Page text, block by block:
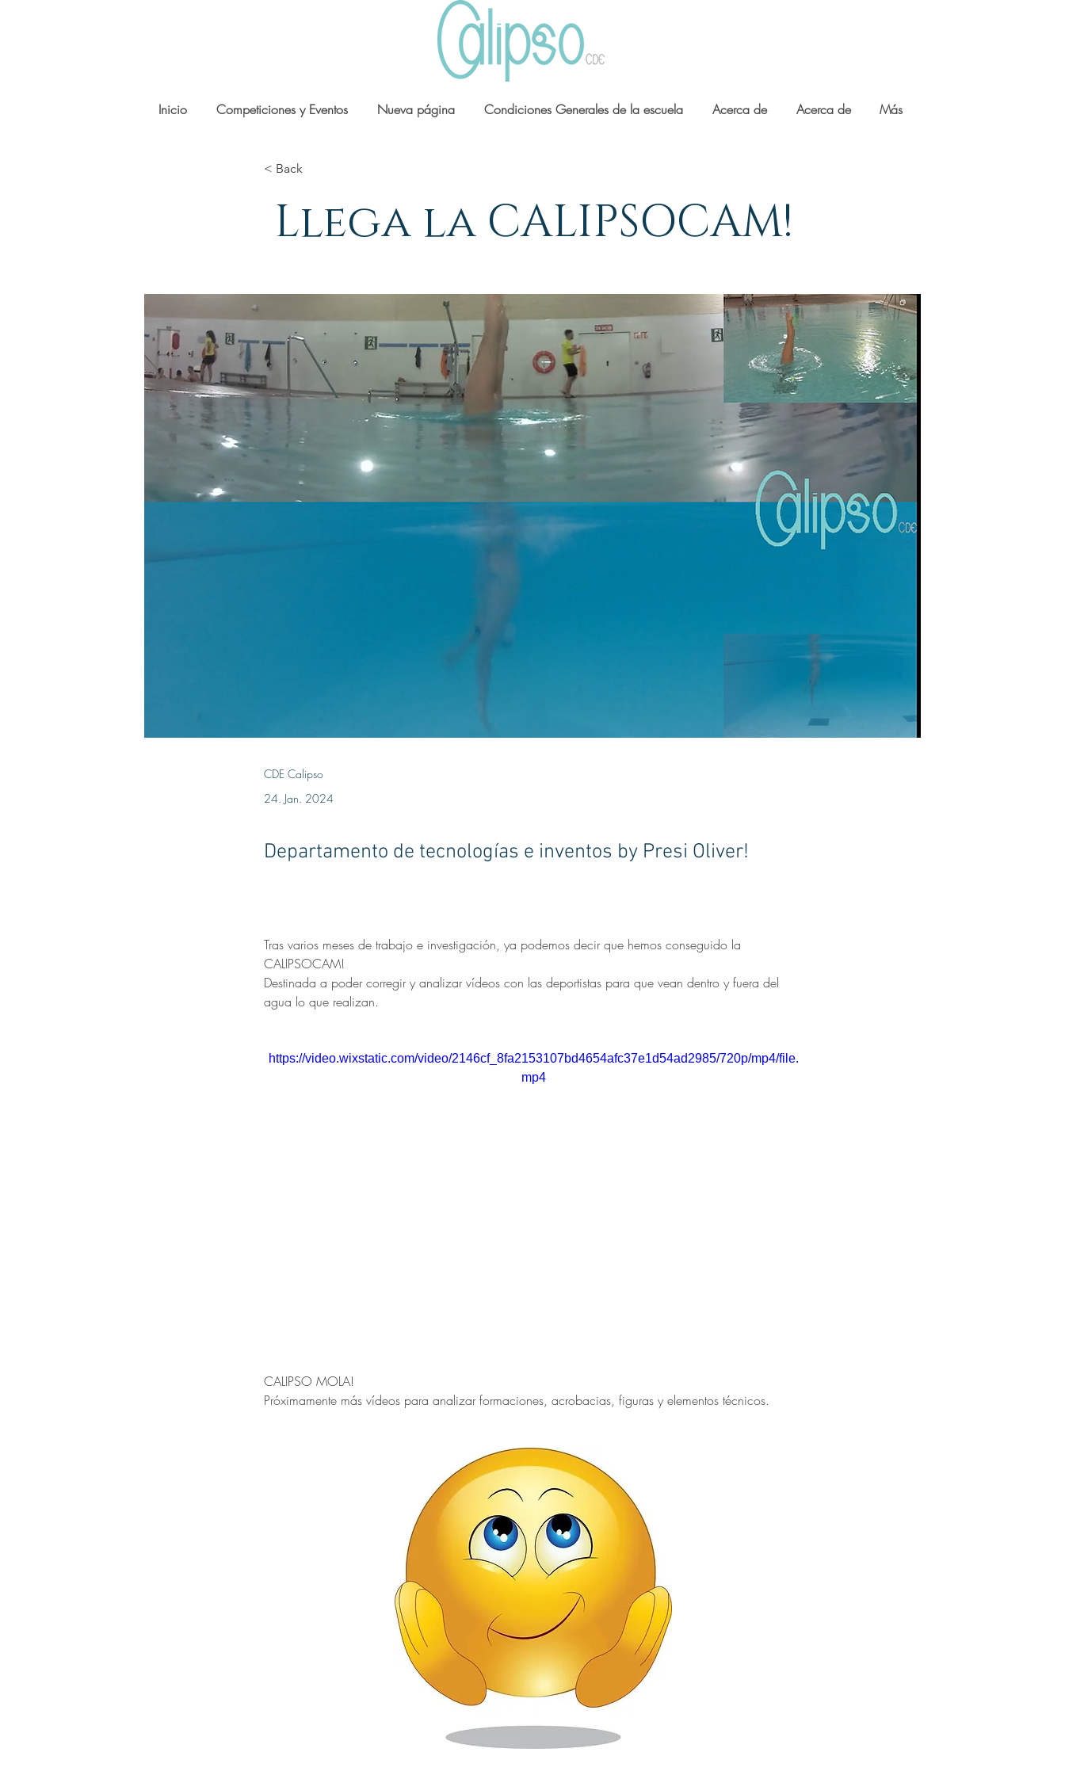
Inicio Competiciones y Eventos Nueva página Condiciones Generales de la escuela Acerca de Acerca de Más
< Back
Llega la CALIPSOCAM!
CDE Calipso
24. Jan. 2024
Departamento de tecnologías e inventos by Presi Oliver!
Tras varios meses de trabajo e investigación, ya podemos decir que hemos conseguido la
CALIPSOCAM!
Destinada a poder corregir y analizar vídeos con las deportistas para que vean dentro y fuera del
agua lo que realizan.
https://video.wixstatic.com/video/2146cf_8fa2153107bd4654afc37e1d54ad2985/720p/mp4/file.
mp4
CALIPSO MOLA!
Próximamente más vídeos para analizar formaciones, acrobacias, figuras y elementos técnicos.